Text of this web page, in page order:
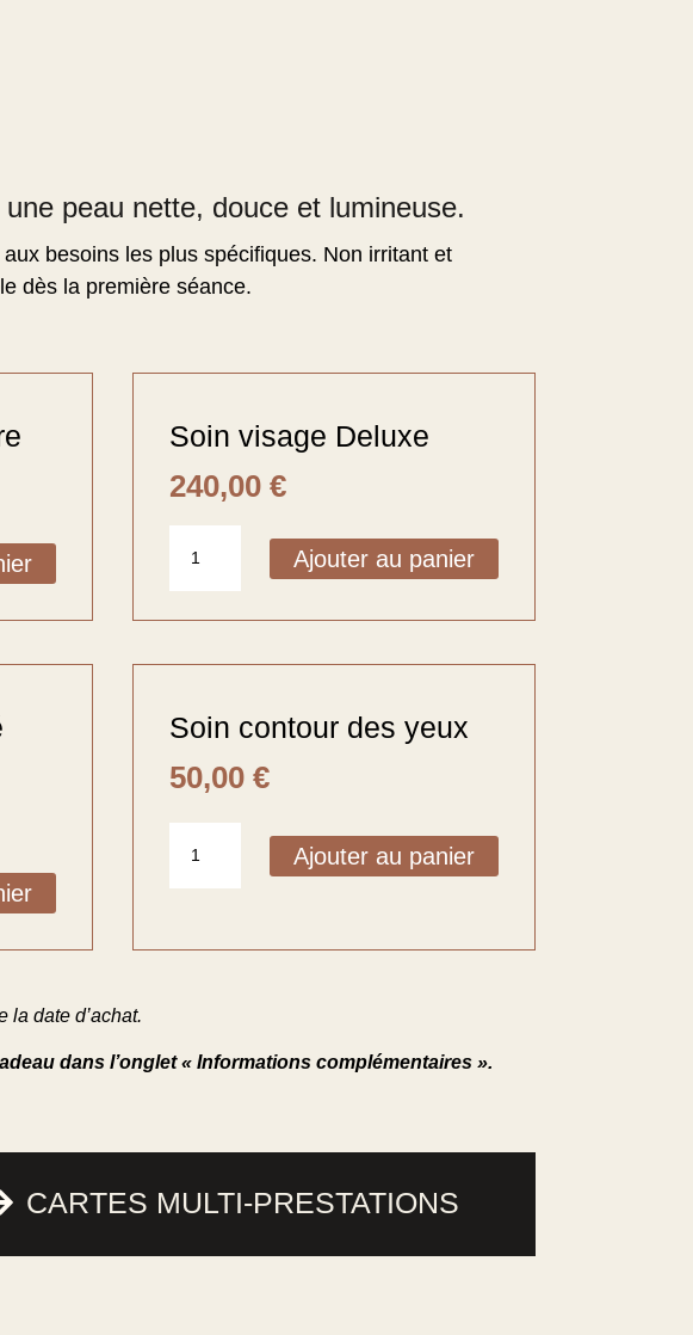
peau nette, douce et lumineuse.
besoins les plus spécifiques. Non irritant et
dès la première séance.
Soin visage Deluxe
240,00 €
Soin
visage
Ajouter au panier
Soin contour des yeux
50,00 €
Soin
Ajouter au panier
la date d’achat.
dans l’onglet « Informations complémentaires ».
CARTES MULTI-PRESTATIONS